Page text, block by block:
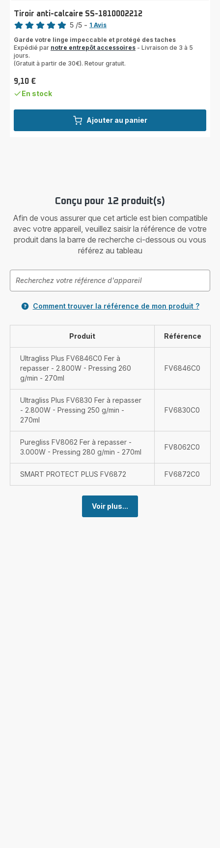
Ajouter au panier
Tiroir anti-calcaire SS-1810002212
Note
5
étoiles
(moyenne)
5 /5 - 1 Avis
Garde votre linge impeccable et protégé des taches
Expédié par notre entrepôt accessoires - Livraison de 3 à 5
jours.
(Gratuit à partir de 30€). Retour gratuit.
Prix
9,10 €
En stock
Conçu pour 12 produit(s)
Afin de vous assurer que cet article est bien compatible
avec votre appareil, veuillez saisir la référence de votre
produit dans la barre de recherche ci-dessous ou vous
référez au tableau
Comment trouver la référence de mon produit ?
Produit Référence
Ultragliss Plus FV6846C0 Fer à
repasser - 2.800W - Pressing 260
g/min - 270ml
FV6846C0
Ultragliss Plus FV6830 Fer à repasser
- 2.800W - Pressing 250 g/min -
270ml
FV6830C0
Puregliss FV8062 Fer à repasser -
3.000W - Pressing 280 g/min - 270ml
FV8062C0
SMART PROTECT PLUS FV6872 FV6872C0
Voir plus...